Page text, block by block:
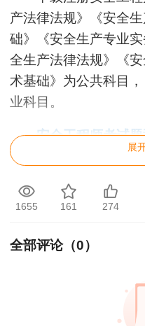
产法律法规》《安全
础》《安全生产专业
全生产法律法规》《
术基础》为公共科目
业科目。
安全工程师考试
安全工程师《安
《安全生产管理知识
目试题题型为单项选
下：
《安全生产法及
70道 1分/道; 多选题
展
1655 161 274
全部评论（0）